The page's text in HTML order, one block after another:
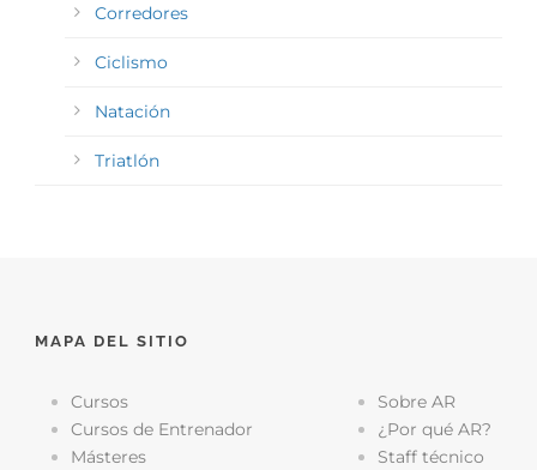
Corredores
Ciclismo
Natación
Triatlón
MAPA DEL SITIO
Cursos
Cursos de Entrenador
Másteres
Sobre AR
¿Por qué AR?
Staff técnico